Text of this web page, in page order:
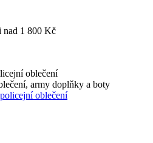
1 800 Kč
oblečení
army doplňky a boty